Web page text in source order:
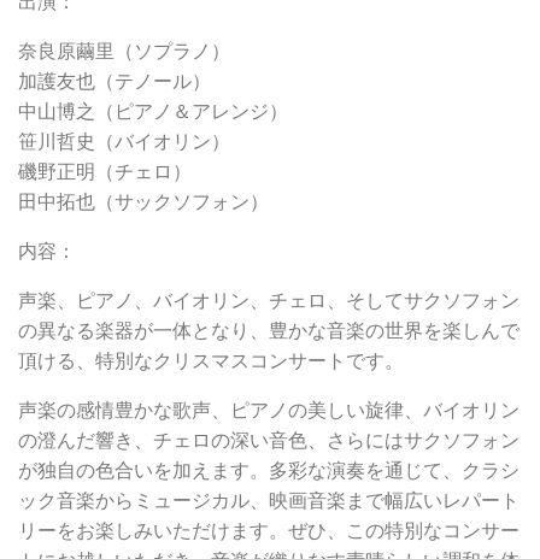
奈良原繭里（ソプラノ）
加護友也（テノール）
中山博之（ピアノ＆アレンジ）
笹川哲史（バイオリン）
磯野正明（チェロ）
田中拓也（サックソフォン）
内容：
声楽、ピアノ、バイオリン、チェロ、そしてサクソフォン
の異なる楽器が一体となり、豊かな音楽の世界を楽しんで
頂ける、特別なクリスマスコンサートです。
声楽の感情豊かな歌声、ピアノの美しい旋律、バイオリン
の澄んだ響き、チェロの深い音色、さらにはサクソフォン
が独自の色合いを加えます。多彩な演奏を通じて、クラシ
ック音楽からミュージカル、映画音楽まで幅広いレパート
リーをお楽しみいただけます。ぜひ、この特別なコンサー